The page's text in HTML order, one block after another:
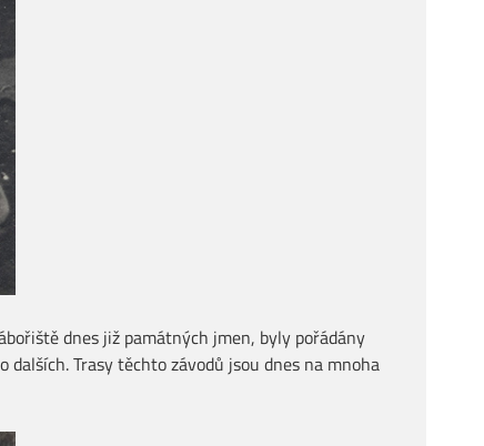
dnes již památných jmen, byly pořádány
Trasy těchto závodů jsou dnes na mnoha